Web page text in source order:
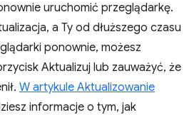
uruchomić przeglądarkę.
a Ty od dłuższego czasu
ponownie, możesz
Aktualizuj lub zauważyć, że
W artykule Aktualizowanie
informacje o tym, jak